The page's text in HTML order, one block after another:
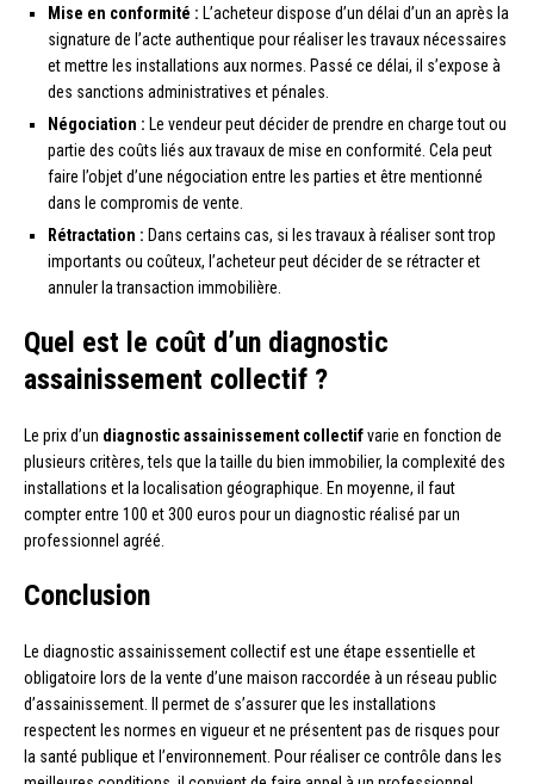
Mise en conformité : L’acheteur dispose d’un délai d’un an après la
signature de l’acte authentique pour réaliser les travaux nécessaires
et mettre les installations aux normes. Passé ce délai, il s’expose à
des sanctions administratives et pénales.
Négociation : Le vendeur peut décider de prendre en charge tout ou
partie des coûts liés aux travaux de mise en conformité. Cela peut
faire l’objet d’une négociation entre les parties et être mentionné
dans le compromis de vente.
Rétractation : Dans certains cas, si les travaux à réaliser sont trop
importants ou coûteux, l’acheteur peut décider de se rétracter et
annuler la transaction immobilière.
Quel est le coût d’un diagnostic
assainissement collectif ?
Le prix d’un diagnostic assainissement collectifvarie en fonction de
plusieurs critères, tels que la taille du bien immobilier, la complexité des
installations et la localisation géographique. En moyenne, il faut
compter entre 100 et 300 euros pour un diagnostic réalisé par un
professionnel agréé.
Conclusion
Le diagnostic assainissement collectif est une étape essentielle et
obligatoire lors de la vente d’une maison raccordée à un réseau public
d’assainissement. Il permet de s’assurer que les installations
respectent les normes en vigueur et ne présentent pas de risques pour
la santé publique et l’environnement. Pour réaliser ce contrôle dans les